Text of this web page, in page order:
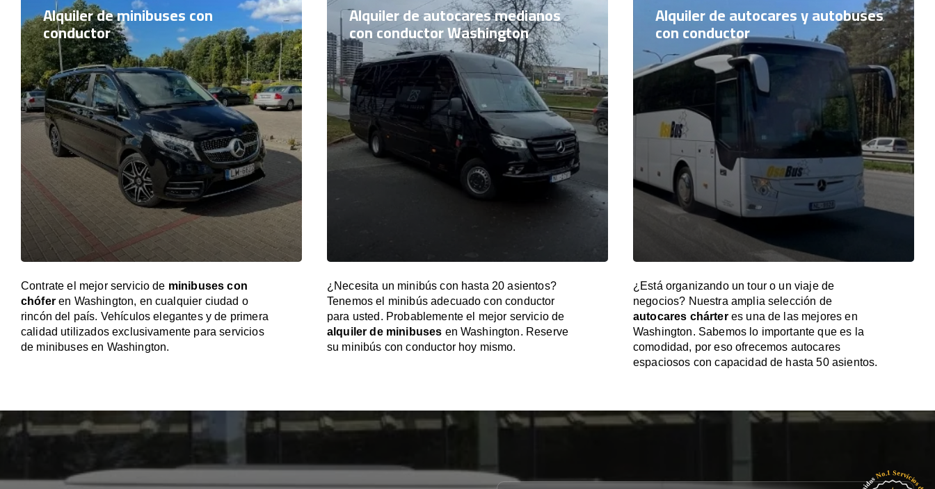
Alquiler de minibuses con
conductor
Contrate el mejor servicio de minibuses con
chóferen Washington, en cualquier ciudad o
rincón del país. Vehículos elegantes y de primera
calidad utilizados exclusivamente para servicios
de minibuses en Washington.
Alquiler de autocares medianos
con conductor Washington
¿Necesita un minibús con hasta 20 asientos?
Tenemos el minibús adecuado con conductor
para usted. Probablemente el mejor servicio de
alquiler de minibuses en Washington. Reserve
su minibús con conductor hoy mismo.
Alquiler de autocares y autobuses
con conductor
¿Está organizando un tour o un viaje de
negocios? Nuestra amplia selección de
autocares chárteres una de las mejores en
Washington. Sabemos lo importante que es la
comodidad, por eso ofrecemos autocares
espaciosos con capacidad de hasta 50 asientos.